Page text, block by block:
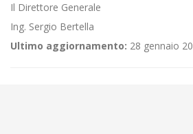
Il Direttore Generale
Ing. Sergio Bertella
Ultimo aggiornamento: 28 gennaio